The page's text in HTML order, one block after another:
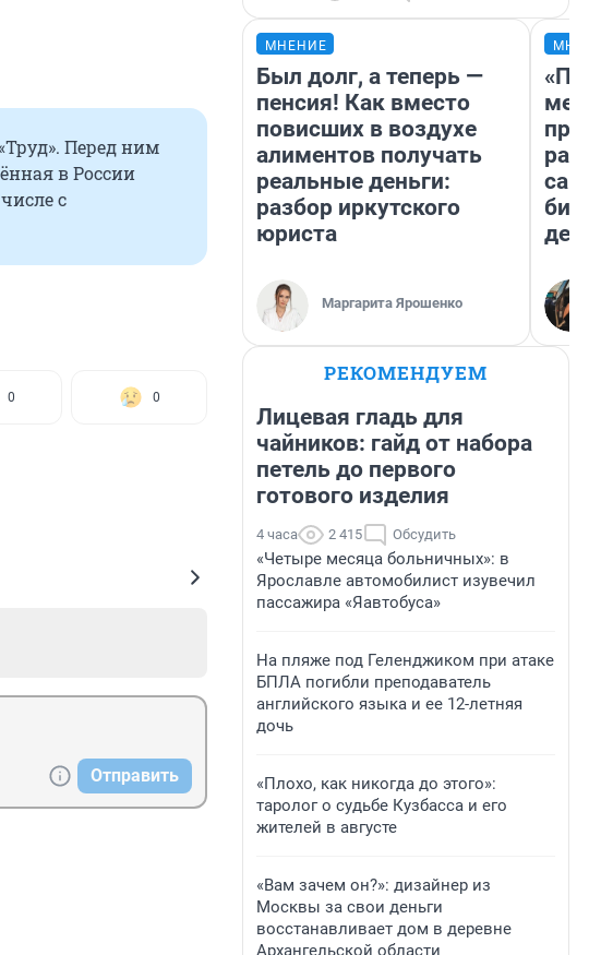
Перед ним
в России
с
0 0
Отправить
МНЕНИЕ
Был долг, а теперь —
пенсия! Как вместо
повисших в воздухе
алиментов получать
реальные деньги:
разбор иркутского
юриста
Маргарита Ярошенко
РЕКОМЕНДУЕМ
Лицевая гладь для
чайников: гайд от набора
петель до первого
готового изделия
4 часа 2 415 Обсудить
«Четыре месяца больничных»: в
Ярославле автомобилист изувечил
пассажира «Яавтобуса»
На пляже под Геленджиком при атаке
БПЛА погибли преподаватель
английского языка и ее 12-летняя
дочь
«Плохо, как никогда до этого»:
таролог о судьбе Кузбасса и его
жителей в августе
«Вам зачем он?»: дизайнер из
Москвы за свои деньги
восстанавливает дом в деревне
Архангельской области